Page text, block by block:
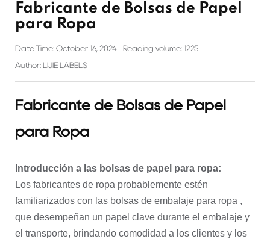
Fabricante de Bolsas de Papel
para Ropa
Date Time: October 16, 2024 Reading volume: 1225
Author: LIJIE LABELS
Fabricante de Bolsas de Papel
para Ropa
Introducción a las bolsas de papel para ropa:
Los fabricantes de ropa probablemente estén
familiarizados con las bolsas de embalaje para ropa ,
que desempeñan un papel clave durante el embalaje y
el transporte, brindando comodidad a los clientes y los